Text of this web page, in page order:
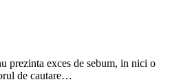
prezinta exces de sebum, in nici o
de cautare…